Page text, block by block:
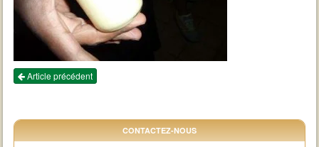
Article précédent
CONTACTEZ-NOUS